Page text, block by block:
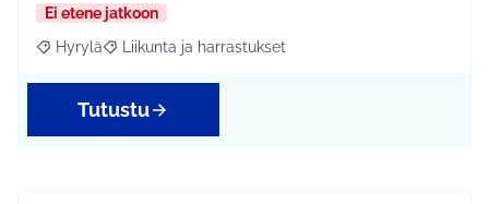
Ei etene jatkoon
Rajaa tulokset aihepiirin mukaan: Hyrylä
Hyrylä Rajaa tulokset teeman mukaan: Liikunta ja
Liikunta ja harrastukset
Tutustu